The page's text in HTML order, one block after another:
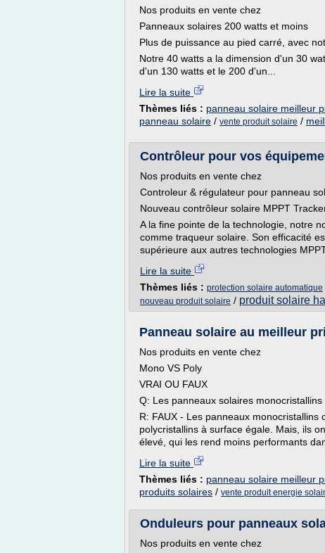
Nos produits en vente chez
Panneaux solaires 200 watts et moins
Plus de puissance au pied carré, avec
Notre 40 watts a la dimension d'un 30
d'un 130 watts et le 200 d'un...
Lire la suite
Thèmes liés : panneau solaire meilleur
panneau solaire / vente produit solaire /
Contrôleur pour vos
Nos produits en vente chez
Controleur & régulateur pour panneau
Nouveau contrôleur solaire MPPT
A la fine pointe de la technologie, notre
comme traqueur solaire. Son efficacité
supérieure aux autres technologies
Lire la suite
Thèmes liés : protection solaire automatique
nouveau produit solaire / produit solaire
Panneau solaire au meilleur
Nos produits en vente chez
Mono VS Poly
VRAI OU FAUX
Q: Les panneaux solaires
R: FAUX - Les panneaux
polycristallins à surface égale. Mais, ils
élevé, qui les rend moins performants
Lire la suite
Thèmes liés : panneau solaire meilleur
produits solaires / vente produit energie
Onduleurs pour panneaux
Nos produits en vente chez